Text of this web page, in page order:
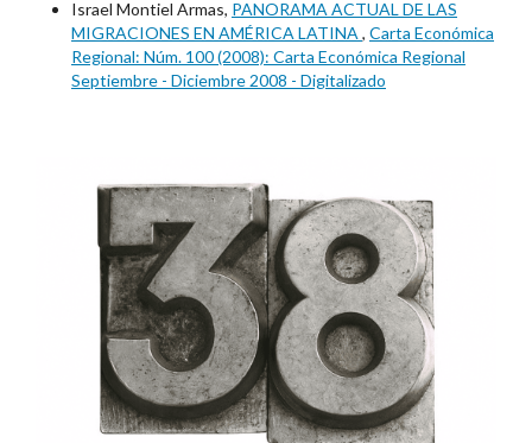
Israel Montiel Armas, PANORAMA ACTUAL DE LAS
MIGRACIONES EN AMÉRICA LATINA , Carta Económica
Regional: Núm. 100 (2008): Carta Económica Regional
Septiembre - Diciembre 2008 - Digitalizado